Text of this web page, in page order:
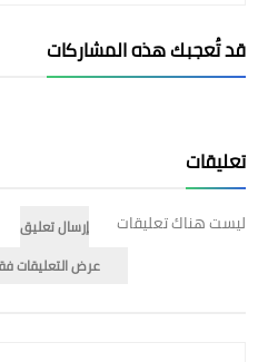
قد تُعجبك هذه المشاركات
تعليقات
ليست هناك تعليقات
إرسال تعليق
عرض التعليقات